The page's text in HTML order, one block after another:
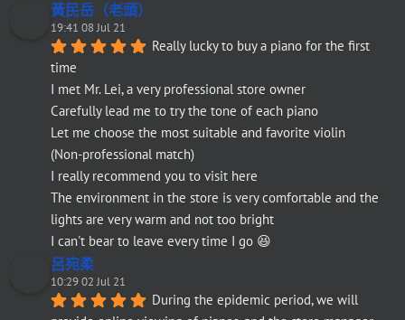
黃民岳（老頭）
19:41 08 Jul 21
Really lucky to buy a piano for the first
time
I met Mr. Lei, a very professional store owner
Carefully lead me to try the tone of each piano
Let me choose the most suitable and favorite violin
(Non-professional match)
I really recommend you to visit here
The environment in the store is very comfortable and the
lights are very warm and not too bright
I can't bear to leave every time I go 😆
呂宛柔
10:29 02 Jul 21
During the epidemic period, we will